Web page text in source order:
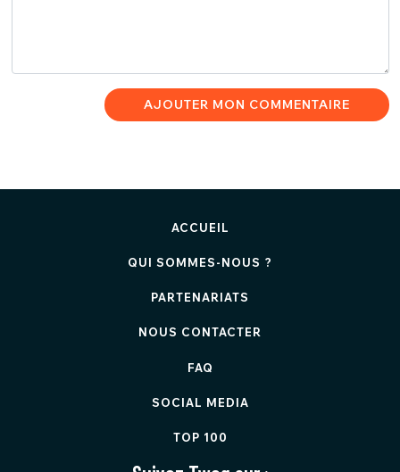
AJOUTER MON COMMENTAIRE
ACCUEIL
QUI SOMMES-NOUS ?
PARTENARIATS
NOUS CONTACTER
FAQ
SOCIAL MEDIA
TOP 100